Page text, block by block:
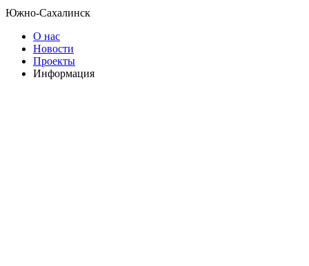
Южно-Сахалинск
О нас
Новости
Проекты
Информация